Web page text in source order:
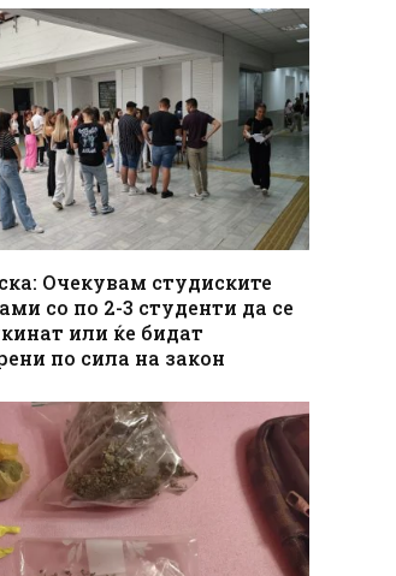
Очекувам студиските
со по 2-3 студенти да се
или ќе бидат
по сила на закон